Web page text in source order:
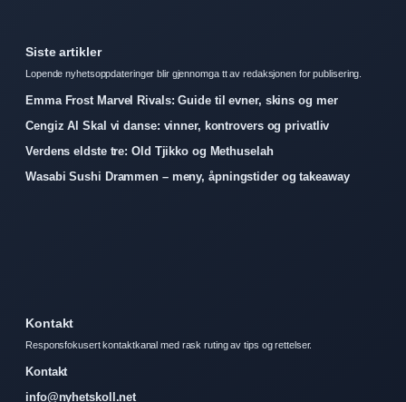
Siste artikler
Lopende nyhetsoppdateringer blir gjennomga tt av redaksjonen for publisering.
Emma Frost Marvel Rivals: Guide til evner, skins og mer
Cengiz Al Skal vi danse: vinner, kontrovers og privatliv
Verdens eldste tre: Old Tjikko og Methuselah
Wasabi Sushi Drammen – meny, åpningstider og takeaway
Kontakt
Responsfokusert kontaktkanal med rask ruting av tips og rettelser.
Kontakt
info@nyhetskoll.net